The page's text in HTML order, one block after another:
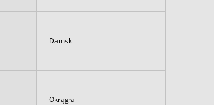
Damski
Okrągła